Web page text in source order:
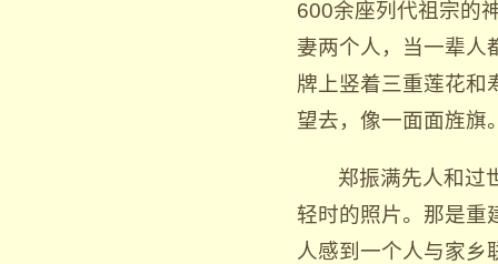
600余座列代祖宗的
妻两个人，当一辈人
牌上竖着三重莲花和
望去，像一面面旌旗
郑振满先人和过
轻时的照片。那是重
人感到一个人与家乡